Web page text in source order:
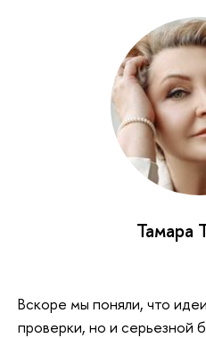
Тамара
Вскоре мы поняли, что
проверки, но и серьезной